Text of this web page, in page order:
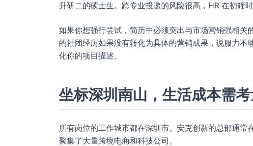
升研二的硕士生。跨专业投递的风险很高，HR 在初筛
如果你想强行尝试，简历中必须突出与市场营销强相
的社团经历如果没有转化为具体的营销成果，说服力不
化你的项目描述。
坐标深圳南山，生活成本需
所有岗位的工作城市都在深圳市。安克创新的总部通常
聚集了大量跨境电商和科技公司。